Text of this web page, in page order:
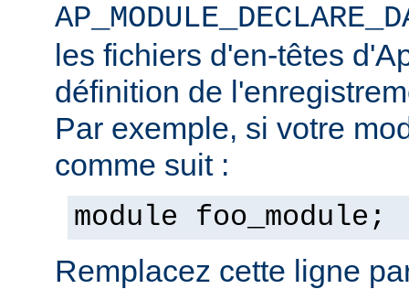
les fichiers d'en-têtes
définition de
Par exemple, si votre
comme suit :
module foo_module;
Remplacez cette ligne